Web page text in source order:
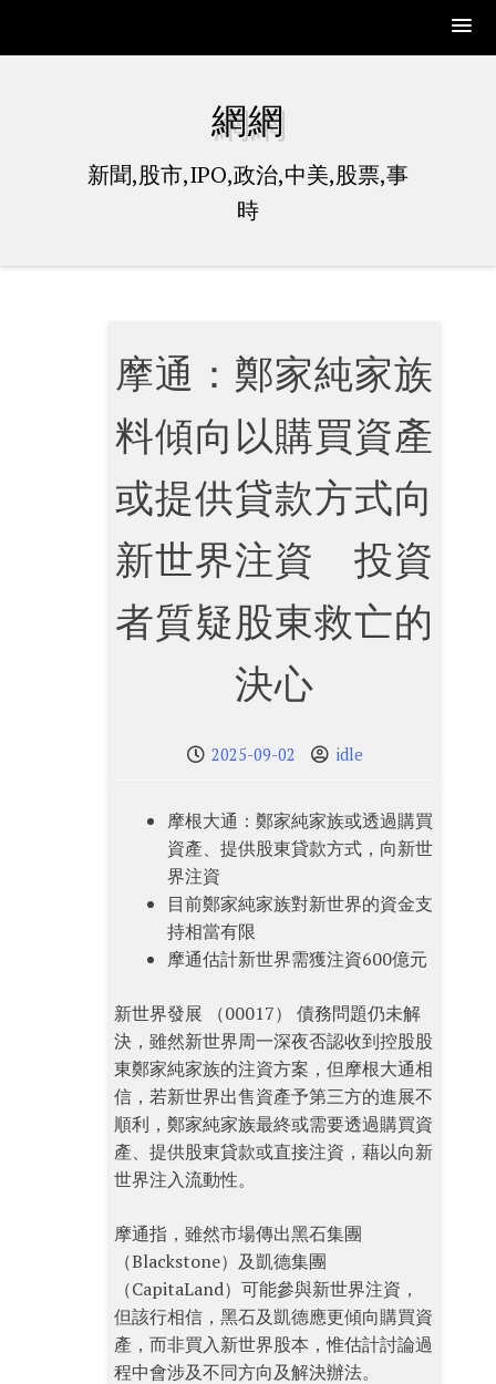
網網
新聞,股市,IPO,政治,中美,股票,事
時
摩通：鄭家純家族
料傾向以購買資產
或提供貸款方式向
新世界注資 投資
者質疑股東救亡的
決心
2025-09-02 idle
摩根大通：鄭家純家族或透過購買
資產、提供股東貸款方式，向新世
界注資
目前鄭家純家族對新世界的資金支
持相當有限
摩通估計新世界需獲注資600億元
新世界發展 （00017） 債務問題仍未解
決，雖然新世界周一深夜否認收到控股股
東鄭家純家族的注資方案，但摩根大通相
信，若新世界出售資產予第三方的進展不
順利，鄭家純家族最終或需要透過購買資
產、提供股東貸款或直接注資，藉以向新
世界注入流動性。
摩通指，雖然市場傳出黑石集團
（Blackstone）及凱德集團
（CapitaLand）可能參與新世界注資，
但該行相信，黑石及凱德應更傾向購買資
產，而非買入新世界股本，惟估計討論過
程中會涉及不同方向及解決辦法。